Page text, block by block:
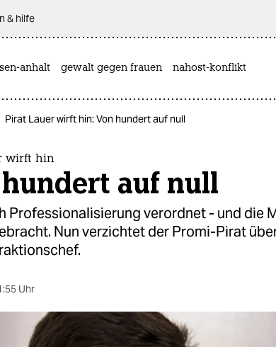
& hilfe
anhalt gewalt gegen frauen nahost-konflikt
Pirat Lauer wirft hin: Von hundert auf null
wirft hin
auf null
Professionalisierung verordnet - und die
Nun verzichtet der Promi-Pirat
Uhr